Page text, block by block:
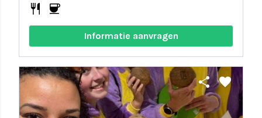
restaurant coffee
Informatie aanvragen
share favorite